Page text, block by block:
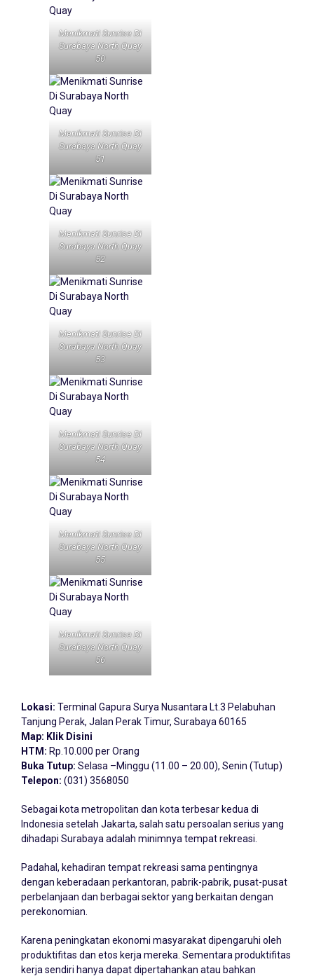
Menikmati Sunrise Di
Surabaya North Quay
50
Menikmati Sunrise Di
Surabaya North Quay
51
Menikmati Sunrise Di
Surabaya North Quay
52
Menikmati Sunrise Di
Surabaya North Quay
53
Menikmati Sunrise Di
Surabaya North Quay
54
Menikmati Sunrise Di
Surabaya North Quay
55
Menikmati Sunrise Di
Surabaya North Quay
56
Lokasi: Terminal Gapura Surya Nusantara Lt.3 Pelabuhan
Tanjung Perak, Jalan Perak Timur, Surabaya 60165
Map: Klik Disini
HTM: Rp.10.000 per Orang
Buka Tutup: Selasa –Minggu (11.00 – 20.00), Senin (Tutup)
Telepon: (031) 3568050
Sebagai kota metropolitan dan kota terbesar kedua di
Indonesia setelah Jakarta, salah satu persoalan serius yang
dihadapi Surabaya adalah minimnya tempat rekreasi.
Padahal, kehadiran tempat rekreasi sama pentingnya
dengan keberadaan perkantoran, pabrik-pabrik, pusat-pusat
perbelanjaan dan berbagai sektor yang berkaitan dengan
perekonomian.
Karena peningkatan ekonomi masyarakat dipengaruhi oleh
produktifitas dan etos kerja mereka. Sementara produktifitas
kerja sendiri hanya dapat dipertahankan atau bahkan